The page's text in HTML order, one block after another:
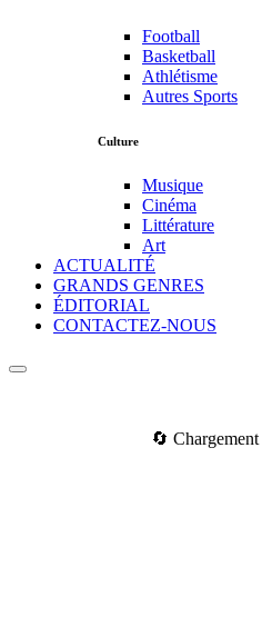
Football
Basketball
Athlétisme
Autres Sports
Culture
Musique
Cinéma
Littérature
Art
ACTUALITÉ
GRANDS GENRES
ÉDITORIAL
CONTACTEZ-NOUS
🔄